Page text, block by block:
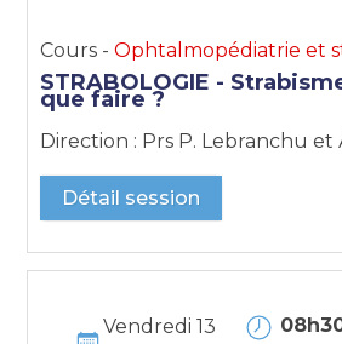
Cours -Ophtalmopédiatrie et
STRABOLOGIE -
que faire ?
Direction : Prs P. Lebranchu et
Détail session
Vendredi 13